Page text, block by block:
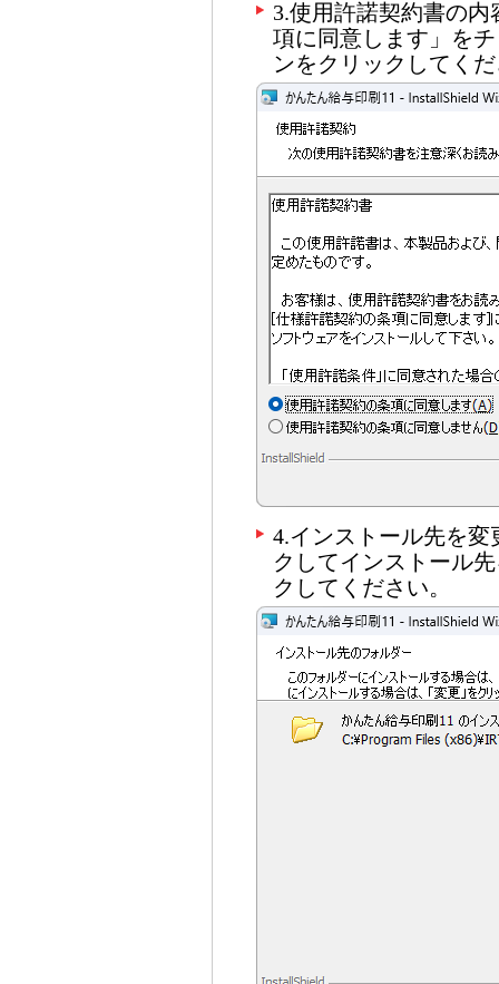
3.使用許諾契約書の
項に同意します」を
ンをクリックしてく
4.インストール先を
クしてインストール
クしてください。